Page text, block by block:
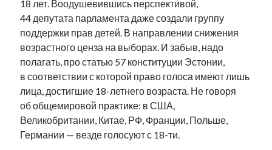
кая каллас книга маська нарва
образование
парламент партия
подкаст потеряны данные пресса программа
рийгикогу россия русский роман
русскоязычное образование ссср
т.х. ильвес танк фотоотчет экономика экономика эстонии
эстония эстонский язык
18 лет. Воодушевившись перспективой,
44 депутата парламента даже создали группу
поддержки прав детей. В направлении снижения
возрастного ценза на выборах. И забыв, надо
полагать, про статью 57 конституции Эстонии,
в соответствии с которой право голоса имеют лишь
лица, достигшие 18-летнего возраста. Не говоря
об общемировой практике: в США,
Великобритании, Китае, РФ, Франции, Польше,
Германии — везде голосуют с 18-ти.